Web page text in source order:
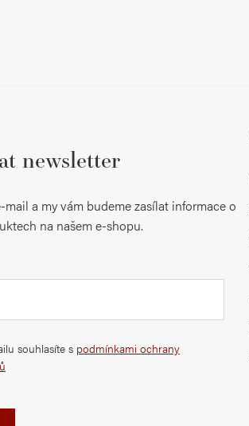
newsletter
a my vám budeme zasílat informace o
na našem e-shopu.
souhlasíte s podmínkami ochrany